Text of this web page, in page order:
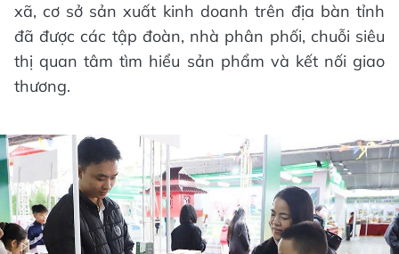
xã, cơ sở sản xuất kinh doanh trên địa bàn tỉnh
đã được các tập đoàn, nhà phân phối, chuỗi siêu
thị quan tâm tìm hiểu sản phẩm và kết nối giao
thương.